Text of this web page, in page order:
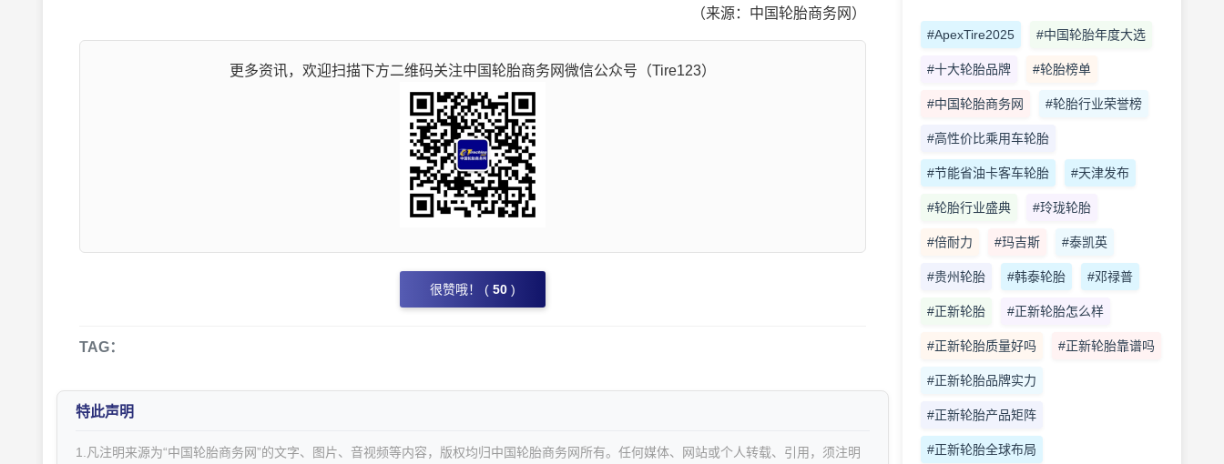
（来源：中国轮胎商务网）
更多资讯，欢迎扫描下方二维码关注中国轮胎商务网微信公众号（Tire123）
很赞哦！ ( 50 )
TAG：
特此声明
1.凡注明来源为“中国轮胎商务网”的文字、图片、音视频等内容，版权均归中国轮胎商务网所有。任何媒体、网站或个人转载、引用，须注明
#ApexTire2025 #中国轮胎年度大选
#十大轮胎品牌 #轮胎榜单
#中国轮胎商务网 #轮胎行业荣誉榜
#高性价比乘用车轮胎
#节能省油卡客车轮胎 #天津发布
#轮胎行业盛典 #玲珑轮胎
#倍耐力 #玛吉斯 #泰凯英
#贵州轮胎 #韩泰轮胎 #邓禄普
#正新轮胎 #正新轮胎怎么样
#正新轮胎质量好吗 #正新轮胎靠谱吗
#正新轮胎品牌实力
#正新轮胎产品矩阵
#正新轮胎全球布局